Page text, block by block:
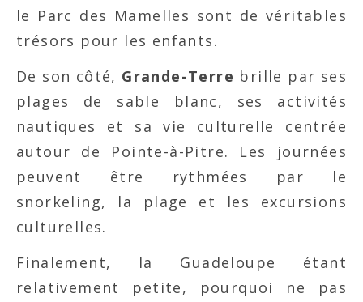
le Parc des Mamelles sont de véritables
trésors pour les enfants.
De son côté, Grande-Terre brille par ses
plages de sable blanc, ses activités
nautiques et sa vie culturelle centrée
autour de Pointe-à-Pitre. Les journées
peuvent être rythmées par le
snorkeling, la plage et les excursions
culturelles.
Finalement, la Guadeloupe étant
relativement petite, pourquoi ne pas